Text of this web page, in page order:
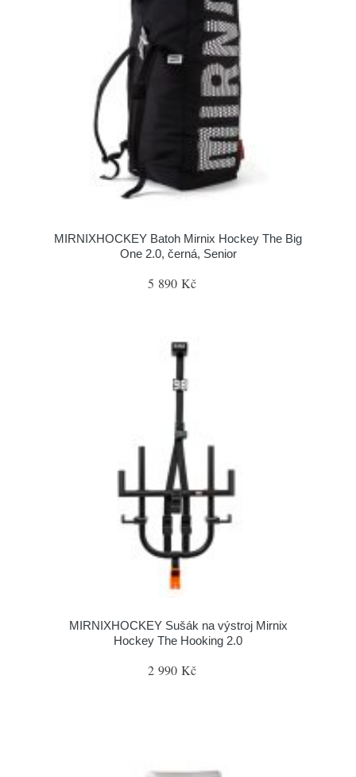
MIRNIXHOCKEY Batoh Mirnix Hockey The Big
One 2.0, černá, Senior
5 890 Kč
MIRNIXHOCKEY Sušák na výstroj Mirnix
Hockey The Hooking 2.0
2 990 Kč